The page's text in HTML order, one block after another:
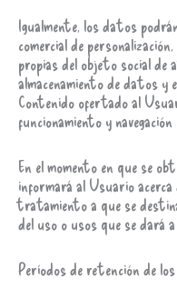
Igualmente, los datos
comercial de
propias del objeto social de
almacenamiento de datos y
Contenido ofertado al
funcionamiento y
En el momento en que se
informará al Usuario acerca
tratamiento a que se
del uso o usos que se dará
Períodos de retención de